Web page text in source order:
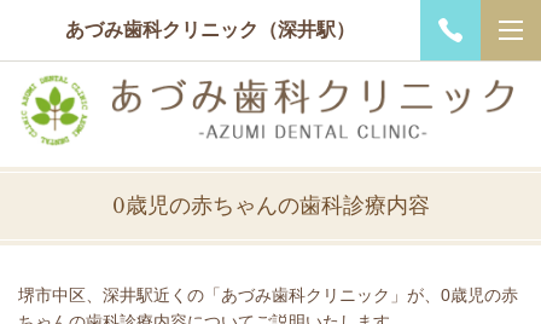
あづみ歯科クリニック（深井駅）
0歳児の赤ちゃんの歯科診療内容
堺市中区、深井駅近くの「あづみ歯科クリニック」が、0歳児の赤